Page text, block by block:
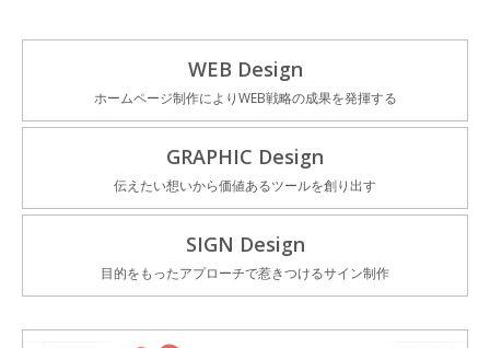
WEB Design
ホームページ制作によりWEB戦略の成果を発揮する
GRAPHIC Design
伝えたい想いから価値あるツールを創り出す
SIGN Design
目的をもったアプローチで惹きつけるサイン制作